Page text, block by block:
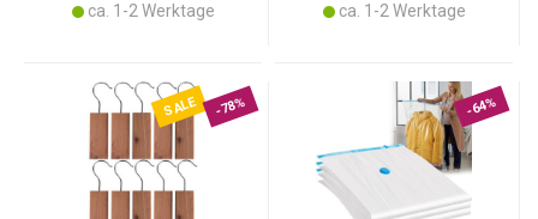
ca. 1-2 Werktage ca. 1-2 Werktage
SALE -78% -64%